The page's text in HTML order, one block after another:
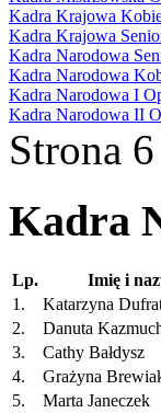
Kadra Krajowa
Kadra Krajowa
Kadra Narodowa
Kadra Narodowa
Kadra Narodowa I
Kadra Narodowa II
Strona
Kadra
Lp. Imię i
1.
Katarzyna
2.
Danuta
3.
Cathy Bałdysz
4.
Grażyna
5.
Marta Janeczek